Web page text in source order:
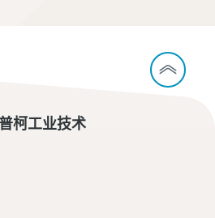
柯工业技术